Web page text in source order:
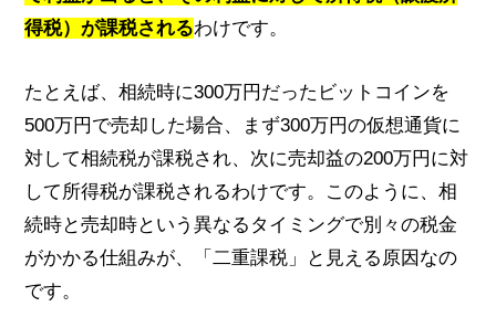
得税）が課税されるわけです。
たとえば、相続時に300万円だったビットコインを
500万円で売却した場合、まず300万円の仮想通貨に
対して相続税が課税され、次に売却益の200万円に対
して所得税が課税されるわけです。このように、相
続時と売却時という異なるタイミングで別々の税金
がかかる仕組みが、「二重課税」と見える原因なの
です。